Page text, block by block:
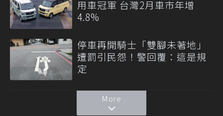
用車冠軍 台灣2月車市年增
4.8%
停車再開騎士「雙腳未著地」
遭罰引民怨！警回覆：這是規
定
More